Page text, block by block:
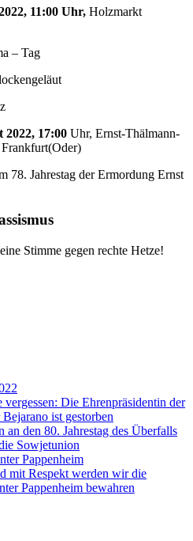
11:00 Uhr, Holzmarkt
– Tag
2022, 17:00 Uhr, Ernst-Thälmann-
78. Jahrestag der Ermordung Ernst
Stimme gegen rechte Hetze!
Die Ehrenpräsidentin der
ist gestorben
an den 80. Jahrestag des Überfalls
Sowjetunion
Pappenheim
mit Respekt werden wir die
Pappenheim bewahren